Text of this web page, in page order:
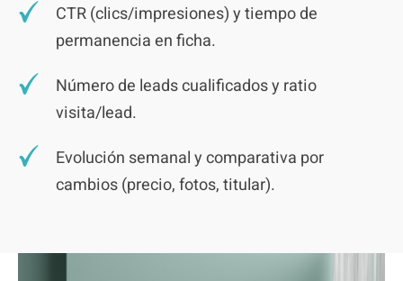
CTR (clics/impresiones) y tiempo de
permanencia en ficha.
Número de leads cualificados y ratio
visita/lead.
Evolución semanal y comparativa por
cambios (precio, fotos, titular).